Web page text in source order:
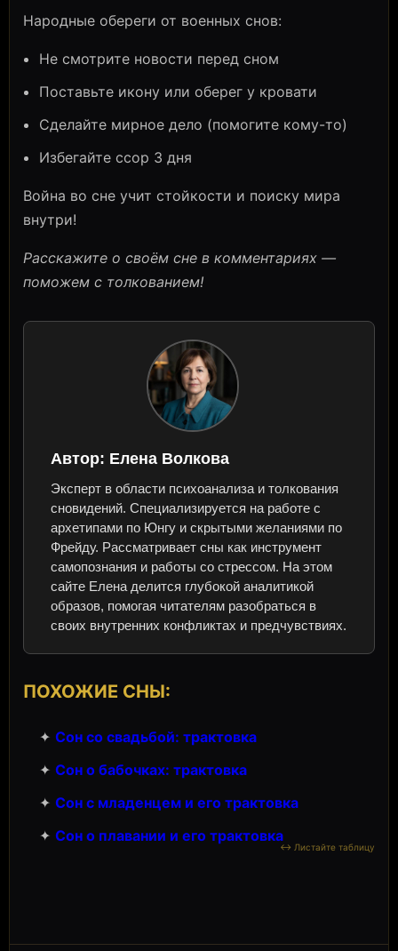
Народные обереги от военных снов:
Не смотрите новости перед сном
Поставьте икону или оберег у кровати
Сделайте мирное дело (помогите кому-то)
Избегайте ссор 3 дня
Война во сне учит стойкости и поиску мира
внутри!
Расскажите о своём сне в комментариях —
поможем с толкованием!
Автор: Елена Волкова
Эксперт в области психоанализа и толкования
сновидений. Специализируется на работе с
архетипами по Юнгу и скрытыми желаниями по
Фрейду. Рассматривает сны как инструмент
самопознания и работы со стрессом. На этом
сайте Елена делится глубокой аналитикой
образов, помогая читателям разобраться в
своих внутренних конфликтах и предчувствиях.
ПОХОЖИЕ СНЫ:
✦ Сон со свадьбой: трактовка
✦ Сон о бабочках: трактовка
✦ Сон с младенцем и его трактовка
✦ Сон о плавании и его трактовка